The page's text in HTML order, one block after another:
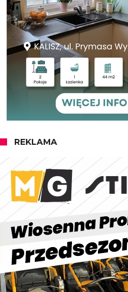
REKLAMA